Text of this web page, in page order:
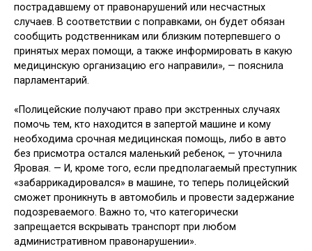
пострадавшему от правонарушений или несчастных
случаев. В соответствии с поправками, он будет обязан
сообщить родственникам или близким потерпевшего о
принятых мерах помощи, а также информировать в какую
медицинскую организацию его направили», — пояснила
парламентарий.
«Полицейские получают право при экстренных случаях
помочь тем, кто находится в запертой машине и кому
необходима срочная медицинская помощь, либо в авто
без присмотра остался маленький ребенок, — уточнила
Яровая. — И, кроме того, если предполагаемый преступник
«забаррикадировался» в машине, то теперь полицейский
сможет проникнуть в автомобиль и провести задержание
подозреваемого. Важно то, что категорически
запрещается вскрывать транспорт при любом
административном правонарушении».